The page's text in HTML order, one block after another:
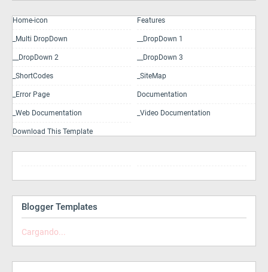
Home-icon Features
_Multi DropDown __DropDown 1
__DropDown 2 __DropDown 3
_ShortCodes _SiteMap
_Error Page Documentation
_Web Documentation _Video Documentation
Download This Template
Blogger Templates
Cargando...